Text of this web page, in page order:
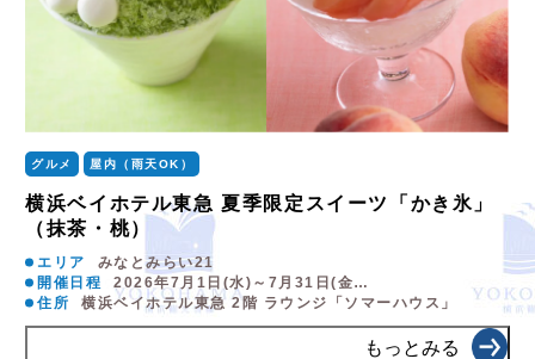
グルメ 屋内（雨天OK）
横浜ベイホテル東急 夏季限定スイーツ「かき氷」
（抹茶・桃）
エリア
みなとみらい21
開催日程
2026年7月1日(水)～7月31日(金…
住所
横浜ベイホテル東急 2階 ラウンジ「ソマーハウス」
もっとみる